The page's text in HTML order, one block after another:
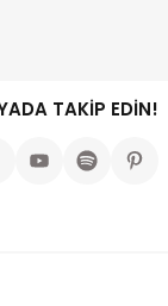
TAKİP EDİN!